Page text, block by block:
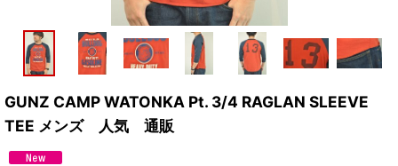
GUNZ CAMP WATONKA Pt. 3/4 RAGLAN SLEEVE
TEE メンズ 人気 通販